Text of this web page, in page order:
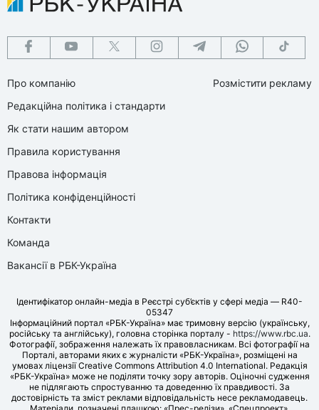
Про компанію
Редакційна політика і стандарти
Як стати нашим автором
Правила користування
Правова інформація
Політика конфіденційності
Контакти
Команда
Вакансії в РБК-Україна
Розмістити рекламу
Ідентифікатор онлайн-медіа в Реєстрі суб’єктів у сфері медіа — R40-
05347
Інформаційний портал «РБК-Україна» має тримовну версію (українську,
російську та англійську), головна сторінка порталу - https://www.rbc.ua.
Фотографії, зображення належать їх правовласникам. Всі фотографії на
Порталі, авторами яких є журналісти «РБК-Україна», розміщені на
умовах ліцензії Creative Commons Attribution 4.0 International. Редакція
«РБК-Україна» може не поділяти точку зору авторів. Оціночні судження
не підлягають спростуванню та доведенню їх правдивості. За
достовірність та зміст реклами відповідальність несе рекламодавець.